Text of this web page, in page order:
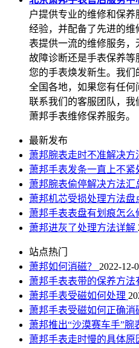
户提供专业的维修和保
经验，并配备了先进的
表提供一流的维修服务，
故障诊断还是手表保养
您的手表焕发新生。我
全国各地，如果您有任
联系我们的客服团队，
萧邦手表维修保养服务。
最新发布
萧邦腕表走时不准解决方
萧邦手表发条一直上不紧
萧邦腕表偷停解决方法汇
萧邦机芯受损处理方法盘
萧邦手表表盘有划痕怎么
萧邦进灰了处理方法详解
站点热门
萧邦如何消磁？ 2022-12-
萧邦手表表带的保养方法
萧邦手表受磁如何处理
萧邦手表受磁如何正确消
萧邦推出“沙漠赛车手”腕
萧邦手表走时慢的具体原